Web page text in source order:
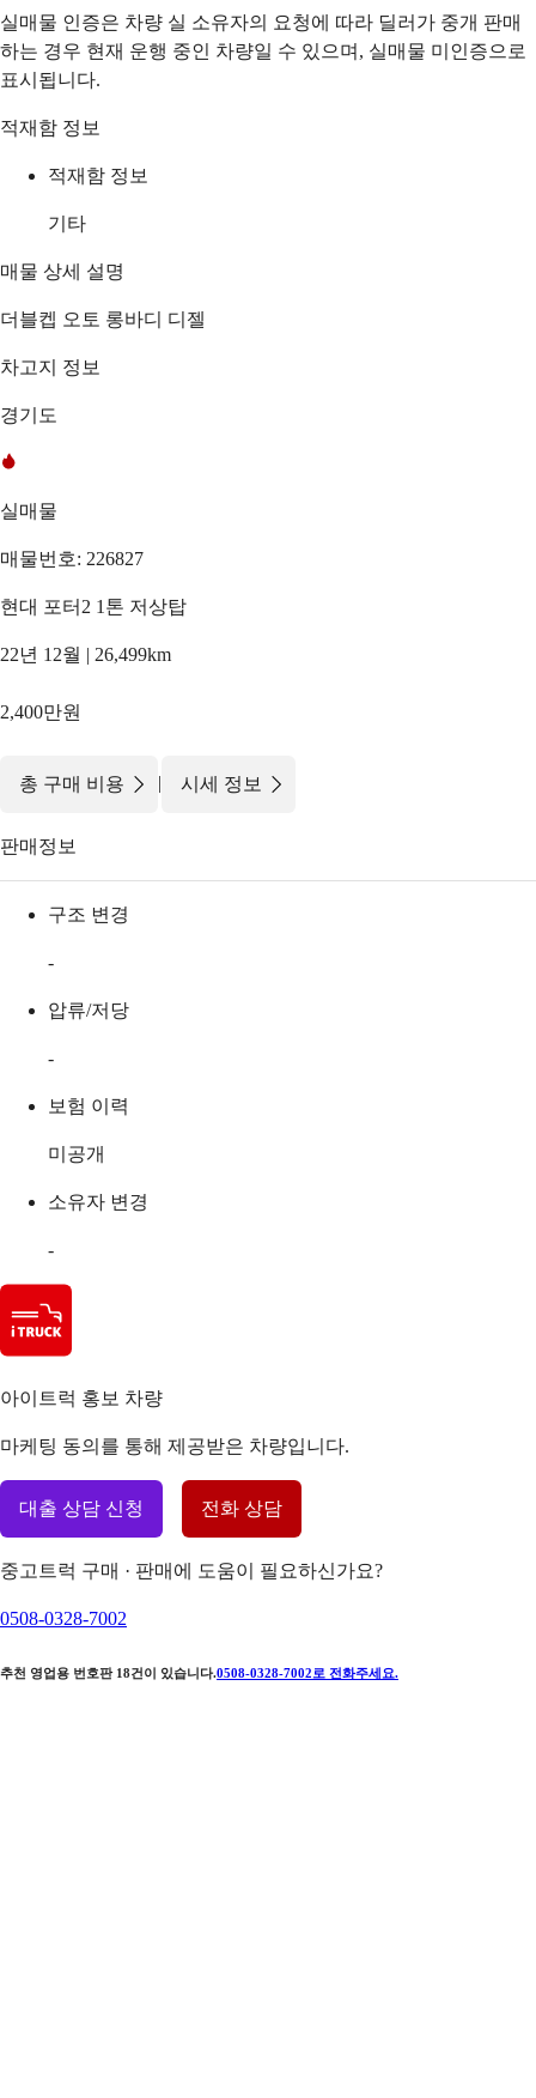
실매물 인증은 차량 실 소유자의 요청에 따라 딜러가 중개 판매
하는 경우 현재 운행 중인 차량일 수 있으며, 실매물 미인증으로
표시됩니다.
적재함 정보
적재함 정보
기타
매물 상세 설명
더블켑 오토 롱바디 디젤
차고지 정보
경기도
실매물
매물번호: 226827
현대 포터2 1톤 저상탑
22년 12월 | 26,499km
2,400만원
총 구매 비용 | 시세 정보
판매정보
구조 변경
-
압류/저당
-
보험 이력
미공개
소유자 변경
-
아이트럭 홍보 차량
마케팅 동의를 통해 제공받은 차량입니다.
대출 상담 신청 전화 상담
중고트럭 구매 · 판매에 도움이 필요하신가요?
0508-0328-7002
추천 영업용 번호판 18건이 있습니다.0508-0328-7002 로 전화주세요.